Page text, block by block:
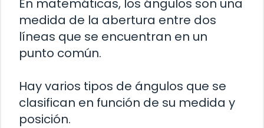
En matemáticas, los ángulos son una
medida de la abertura entre dos
líneas que se encuentran en un
punto común.
Hay varios tipos de ángulos que se
clasifican en función de su medida y
posición.